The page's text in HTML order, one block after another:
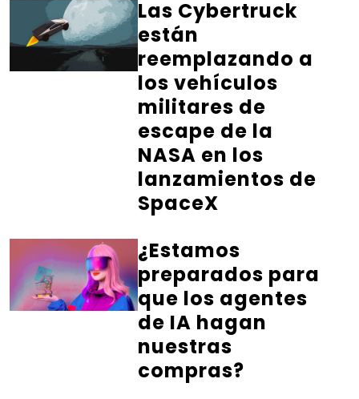
Las Cybertruck
están
reemplazando a
los vehículos
militares de
escape de la
NASA en los
lanzamientos de
SpaceX
¿Estamos
preparados para
que los agentes
de IA hagan
nuestras
compras?